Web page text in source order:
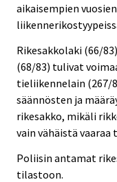
aikaisempien
Rikesakkolaki (66/
(68/83) tulivat
tieliikennelain (267/
säännösten ja
rikesakko, mikäli
vain vähäistä vaaraa
Poliisin antamat
tilastoon.